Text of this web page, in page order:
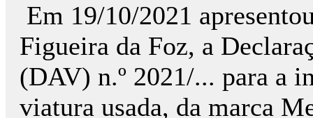
Em 19/10/2021
Figueira da Foz, a
(DAV) n.º 2021/... para a
viatura usada, da marca